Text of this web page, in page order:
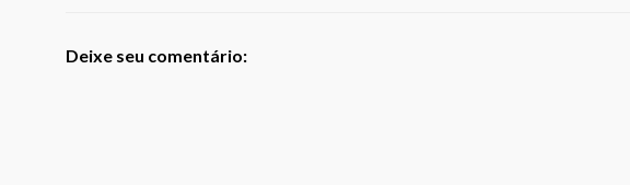
Deixe seu comentário: